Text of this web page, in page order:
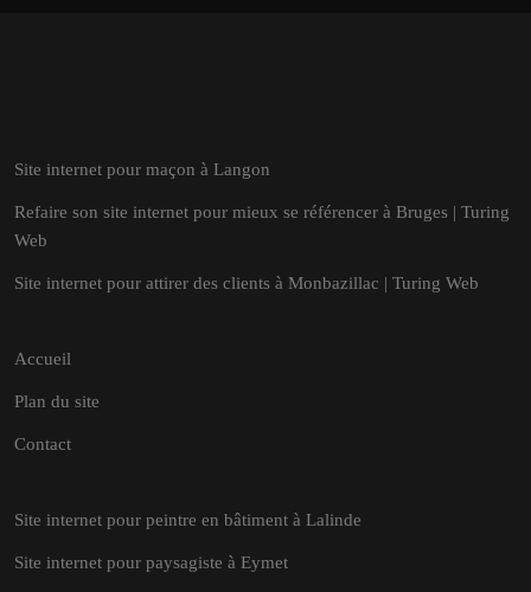
Site internet pour maçon à Langon
Refaire son site internet pour mieux se référencer à Bruges | Turing
Web
Site internet pour attirer des clients à Monbazillac | Turing Web
Accueil
Plan du site
Contact
Site internet pour peintre en bâtiment à Lalinde
Site internet pour paysagiste à Eymet